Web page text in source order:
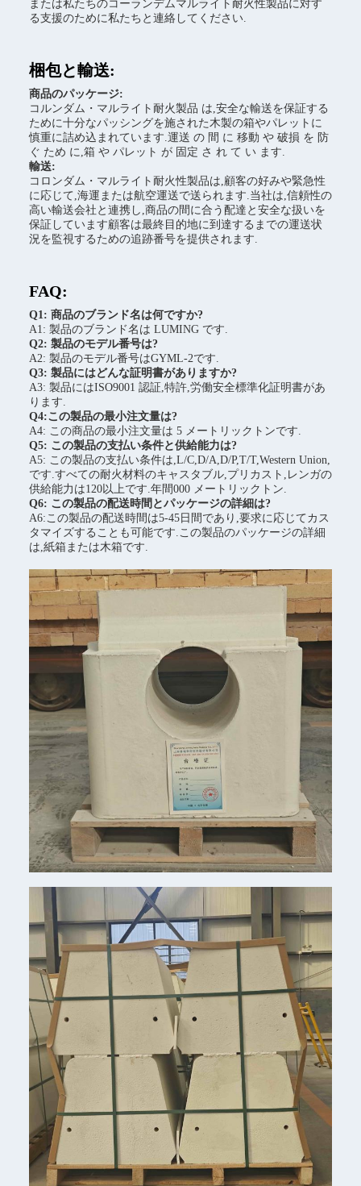
または私たちのコーランデムマルライト耐火性製品に対す
る支援のために私たちと連絡してください.
梱包と輸送:
商品のパッケージ:
コルンダム・マルライト耐火製品 は,安全な輸送を保証する
ために十分なパッシングを施された木製の箱やパレットに
慎重に詰め込まれています.運送 の 間 に 移動 や 破損 を 防
ぐ ため に,箱 や パレット が 固定 さ れ て い ます.
輸送:
コロンダム・マルライト耐火性製品は,顧客の好みや緊急性
に応じて,海運または航空運送で送られます.当社は,信頼性の
高い輸送会社と連携し,商品の間に合う配達と安全な扱いを
保証しています顧客は最終目的地に到達するまでの運送状
況を監視するための追跡番号を提供されます.
FAQ:
Q1: 商品のブランド名は何ですか?
A1: 製品のブランド名は LUMING です.
Q2: 製品のモデル番号は?
A2: 製品のモデル番号はGYML-2です.
Q3: 製品にはどんな証明書がありますか?
A3: 製品にはISO9001 認証,特許,労働安全標準化証明書があ
ります.
Q4:この製品の最小注文量は?
A4: この商品の最小注文量は 5 メートリックトンです.
Q5: この製品の支払い条件と供給能力は?
A5: この製品の支払い条件は,L/C,D/A,D/P,T/T,Western Union,
です.すべての耐火材料のキャスタブル,プリカスト,レンガの
供給能力は120以上です.年間000 メートリックトン.
Q6: この製品の配送時間とパッケージの詳細は?
A6:この製品の配送時間は5-45日間であり,要求に応じてカス
タマイズすることも可能です.この製品のパッケージの詳細
は,紙箱または木箱です.